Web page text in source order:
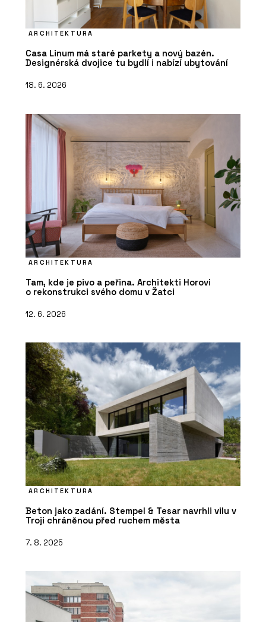
ARCHITEKTURA
Casa Linum má staré parkety a nový bazén.
Designérská dvojice tu bydlí i nabízí ubytování
18. 6. 2026
ARCHITEKTURA
Tam, kde je pivo a peřina. Architekti Horovi
o rekonstrukci svého domu v Žatci
12. 6. 2026
ARCHITEKTURA
Beton jako zadání. Stempel & Tesar navrhli vilu v
Troji chráněnou před ruchem města
7. 8. 2025